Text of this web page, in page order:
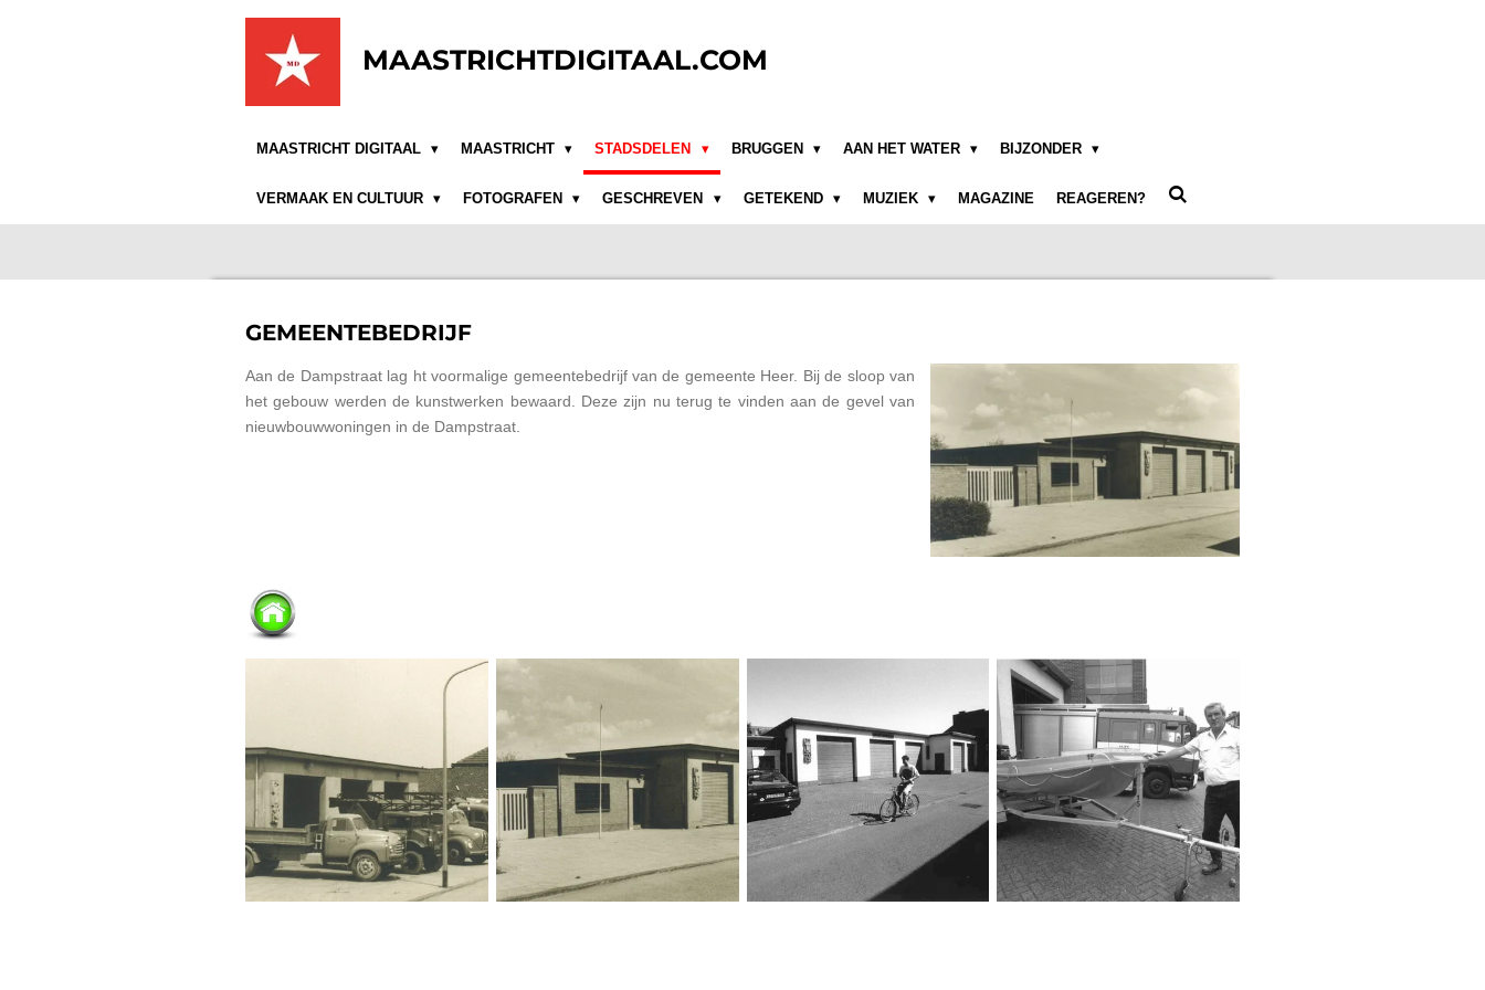
MAASTRICHTDIGITAAL.COM
MAASTRICHT DIGITAAL MAASTRICHT STADSDELEN BRUGGEN AAN HET WATER BIJZONDER
VERMAAK EN CULTUUR FOTOGRAFEN GESCHREVEN GETEKEND MUZIEK MAGAZINE REAGEREN?
GEMEENTEBEDRIJF
Aan de Dampstraat lag ht voormalige gemeentebedrijf van de gemeente Heer. Bij de sloop van
het gebouw werden de kunstwerken bewaard. Deze zijn nu terug te vinden aan de gevel van
nieuwbouwwoningen in de Dampstraat.